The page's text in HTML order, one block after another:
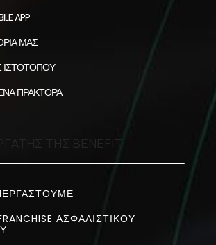
APP
ΜΑΣ
ΙΣΤΟΤΟΠΟΥ
ΠΡΑΚΤΟΡΑ
ΤΗΣ BENEFIT
ΑΣΦΑΛΙΣΤΙΚΟΎ